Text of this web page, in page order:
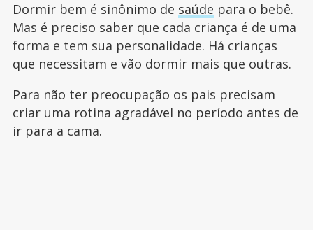
Dormir bem é sinônimo de saúde para o bebê.
Mas é preciso saber que cada criança é de uma
forma e tem sua personalidade. Há crianças
que necessitam e vão dormir mais que outras.
Para não ter preocupação os pais precisam
criar uma rotina agradável no período antes de
ir para a cama.